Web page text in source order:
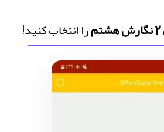
را انتخاب کنید!